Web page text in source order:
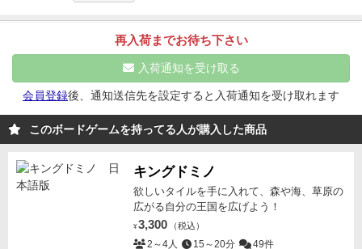
※立体交差なども存在するぞ！
ド終了時に、お金に変換されます♪(どう進むか悩まし
でいく際に猫チップも
や猫チップの置き方によって得点計算や収入が発生。
それを4ラウンド繰り返していくが
そのままデッキに加わる。 (説明書に
入しなかった道カードはそのまま残すため以降のラウ
購入可能) 道カードの 得点条件の バリエーション
がかなり多いため色々な戦略を 試せる。
との絡みはドラフトぐらいなのでソロプレイ感は強め
かな。
気になった点としては
使いづらいのと 箱が小さいため 収まりきらない。あと
補足しとくと道カードの得点条件で上下左右が
というものもあるが
再入荷までお待ち下さい
入荷通知を受け取る
会員登録後、通知送信先を設定すると入荷通知を受け取れます
このボードゲームを持ってる人が購入した商品
キングドミノ
欲しいタイルを手に入れて、森や海、草原の
広がる自分の王国を広げよう！
¥ 3,300 （税込）
2～4人 15～20分 49件